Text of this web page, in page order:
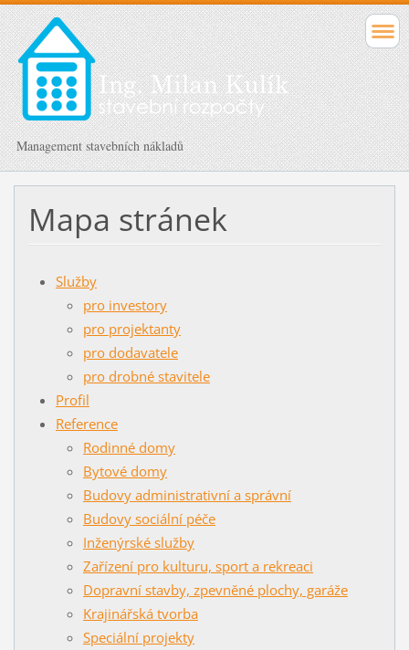
Management stavebních nákladů
Mapa stránek
Služby
pro investory
pro projektanty
pro dodavatele
pro drobné stavitele
Profil
Reference
Rodinné domy
Bytové domy
Budovy administrativní a správní
Budovy sociální péče
Inženýrské služby
Zařízení pro kulturu, sport a rekreaci
Dopravní stavby, zpevněné plochy, garáže
Krajinářská tvorba
Speciální projekty